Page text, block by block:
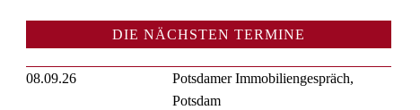
DIE NÄCHSTEN TERMINE
08.09.26
Potsdamer Immobiliengespräch,
Potsdam